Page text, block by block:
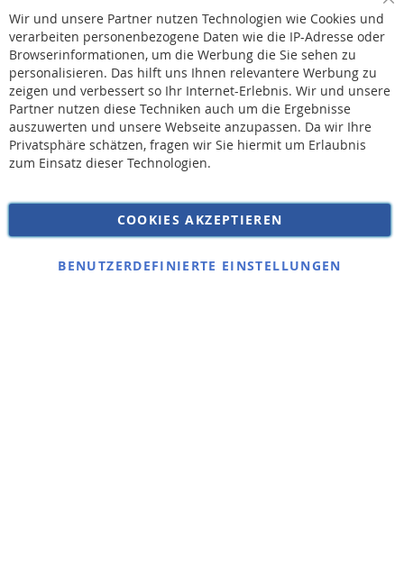
* Bei der Lieferung auf deutsche Inseln wird ein Inselzuschlag von 15,00 € auf die
Versandkosten erhoben.
AGB
Widerruf
Datenschutz
Impressum
Kontakt
Wir und unsere Partner nutzen Technologien wie Cookies und
verarbeiten personenbezogene Daten wie die IP-Adresse oder
Browserinformationen, um die Werbung die Sie sehen zu
personalisieren. Das hilft uns Ihnen relevantere Werbung zu
zeigen und verbessert so Ihr Internet-Erlebnis. Wir und unsere
Partner nutzen diese Techniken auch um die Ergebnisse
auszuwerten und unsere Webseite anzupassen. Da wir Ihre
Privatsphäre schätzen, fragen wir Sie hiermit um Erlaubnis
zum Einsatz dieser Technologien.
COOKIES AKZEPTIEREN
BENUTZERDEFINIERTE EINSTELLUNGEN